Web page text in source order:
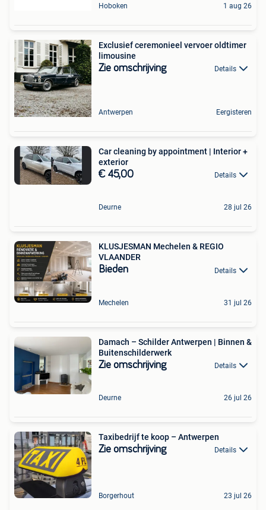
Hoboken 1 aug 26
Exclusief ceremonieel vervoer oldtimer
limousine
Zie omschrijving Details
Antwerpen Eergisteren
Car cleaning by appointment | Interior +
exterior
€ 45,00 Details
Deurne 28 jul 26
KLUSJESMAN Mechelen & REGIO
VLAANDER
Bieden Details
Mechelen 31 jul 26
Damach – Schilder Antwerpen | Binnen &
Buitenschilderwerk
Zie omschrijving Details
Deurne 26 jul 26
Taxibedrijf te koop – Antwerpen
Zie omschrijving Details
Borgerhout 23 jul 26